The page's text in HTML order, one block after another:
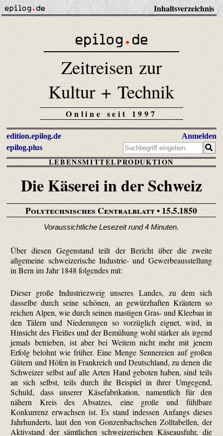
Inhaltsverzeichnis
Zeitreisen zur
Kultur + Technik
Online seit 1997
edition.epilog.de
epilog.plus
Anmelden
LEBENSMITTELPRODUKTION
Die Käserei in der Schweiz
Polytechnisches Centralblatt• 15.5.1850
Voraussichtliche Lesezeit rund 4 Minuten.
Über diesen Gegenstand teilt der Bericht über die zweite
allgemeine schweizerische Industrie- und Gewerbeausstellung
in Bern im Jahr 1848 folgendes mit:
Dieser große Industriezweig unseres Landes, zu dem sich
dasselbe durch seine schönen, an gewürz­haften Kräutern so
reichen Alpen, wie durch seinen mastigen Gras- und Kleebau in
den Tälern und Niederungen so vorzüglich eignet, wird, in
Hinsicht des Fleißes und der Bemühung wohl stärker als irgend
jemals betrieben, ist aber bei Weitem nicht mehr mit jenem
Erfolg belohnt wie früher. Eine Menge Sennereien auf großen
Gütern und Höfen in Frankreich und Deutschland, zu denen die
Schweizer selbst auf alle Arten Hand geboten haben, sind teils
an sich selbst, teils durch ihr Beispiel in ihrer Umgegend,
Schuld, dass unserer Käsefabrikation, namentlich für den
nähern Kreis des Absatzes, eine große und fühlbare
Konkurrenz erwachsen ist. Es stand indessen Anfangs dieses
Jahrhunderts, laut den von Gonzen­bach­schen Zolltabellen, der
Aktivstand der sämtlichen schweizerischen Käseausfuhr, die